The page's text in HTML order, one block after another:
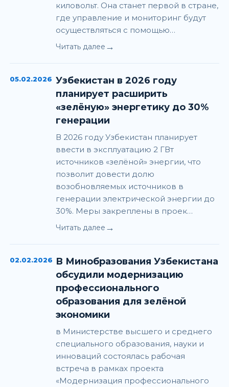
киловольт. Она станет первой в стране,
где управление и мониторинг будут
осуществляться с помощью…
Читать далее →
05.02.2026 Узбекистан в 2026 году
планирует расширить
«зелёную» энергетику до 30%
генерации
В 2026 году Узбекистан планирует
ввести в эксплуатацию 2 ГВт
источников «зелёной» энергии, что
позволит довести долю
возобновляемых источников в
генерации электрической энергии до
30%. Меры закреплены в проек…
Читать далее →
02.02.2026 В Минобразования Узбекистана
обсудили модернизацию
профессионального
образования для зелёной
экономики
в Министерстве высшего и среднего
специального образования, науки и
инноваций состоялась рабочая
встреча в рамках проекта
«Модернизация профессионального